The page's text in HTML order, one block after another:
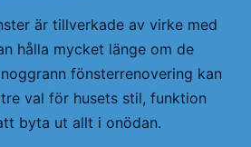
är tillverkade av virke med
hålla mycket länge om de
fönsterrenovering kan
val för husets stil, funktion
byta ut allt i onödan.